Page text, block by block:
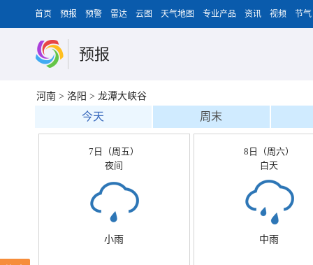
首页 预报 预警 雷达 云图 天气地图 专业产品 资讯 视频 节气
预报
河南 > 洛阳 > 龙潭大峡谷
今天 周末
7日（周五）
夜间
小雨
8日（周六）
白天
中雨